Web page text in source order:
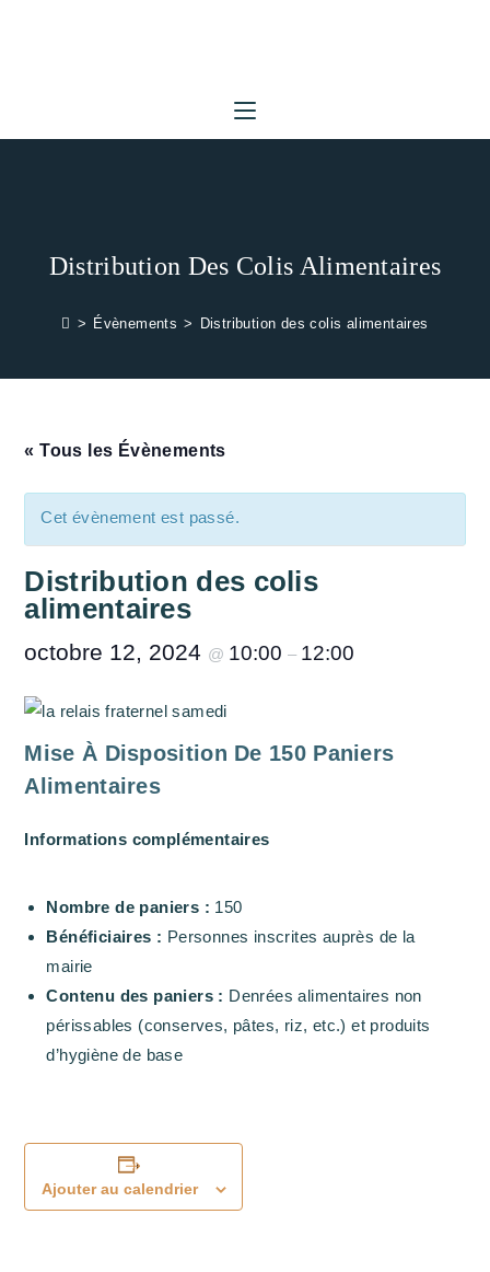
Distribution Des Colis Alimentaires
> Évènements > Distribution des colis alimentaires
« Tous les Évènements
Cet évènement est passé.
Distribution des colis
alimentaires
octobre 12, 2024 @ 10:00– 12:00
Mise À Disposition De 150 Paniers
Alimentaires
Informations complémentaires
Nombre de paniers : 150
Bénéficiaires : Personnes inscrites auprès de la
mairie
Contenu des paniers : Denrées alimentaires non
périssables (conserves, pâtes, riz, etc.) et produits
d’hygiène de base
Ajouter au calendrier